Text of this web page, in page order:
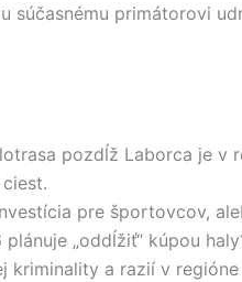
súčasnému primátorovi
pozdĺž Laborca je v
pre športovcov,
„oddĺžiť“ kúpou
kriminality a razií v